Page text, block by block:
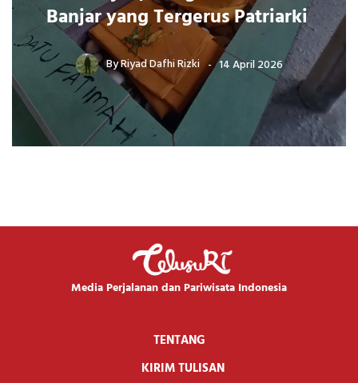
Banjar yang Tergerus Patriarki
ByRiyad Dafhi Rizki 14 April 2026
Media Perjalanan dan Pariwisata Indonesia
TENTANG
KIRIM TULISAN